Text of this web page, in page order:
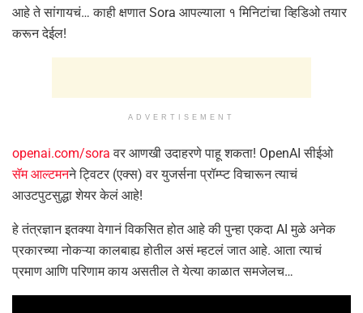
आहे ते सांगायचं… काही क्षणात Sora आपल्याला १ मिनिटांचा व्हिडिओ तयार
करून देईल!
ADVERTISEMENT
openai.com/sora वर आणखी उदाहरणे पाहू शकता! OpenAI सीईओ
सॅम आल्टमनने ट्विटर (एक्स) वर युजर्सना प्रॉम्प्ट विचारून त्याचं
आउटपुटसुद्धा शेयर केलं आहे!
हे तंत्रज्ञान इतक्या वेगानं विकसित होत आहे की पुन्हा एकदा AI मुळे अनेक
प्रकारच्या नोकऱ्या कालबाह्य होतील असं म्हटलं जात आहे. आता त्याचं
प्रमाण आणि परिणाम काय असतील ते येत्या काळात समजेलच…